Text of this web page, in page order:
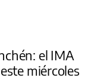
el IMA
miércoles